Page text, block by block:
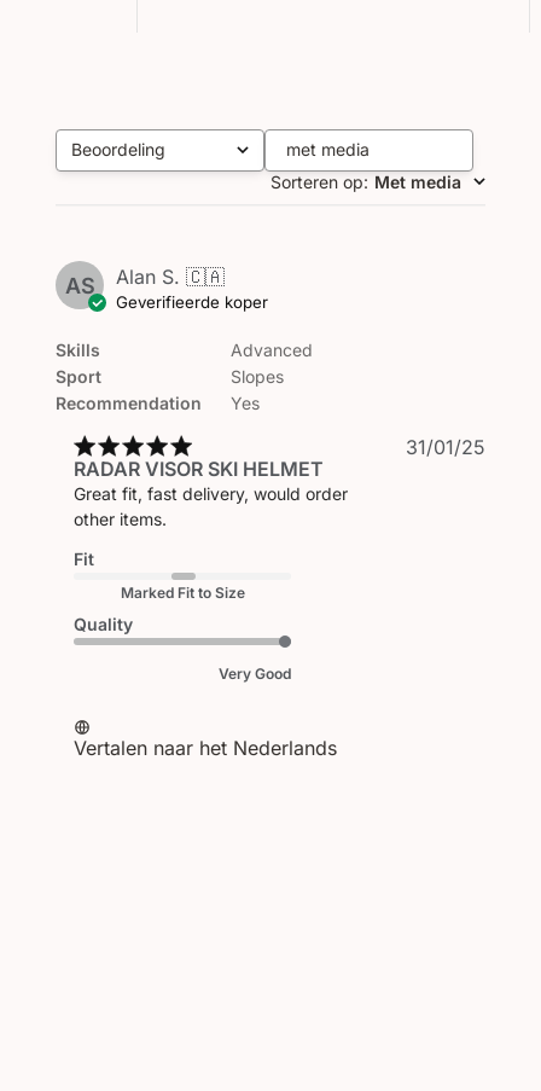
Beoordeling
Alle beoordelingen
met media
Sorteren op: Met media
AS Alan S. 🇨🇦
Geverifieerde koper
Skills
Sport
Recommendation
Advanced
Slopes
Yes
RADAR VISOR SKI HELMET
Great fit, fast delivery, would order
other items.
Fit
Marked Fit to Size
Quality
Very Good
Vertalen naar het Nederlands
31/01/25